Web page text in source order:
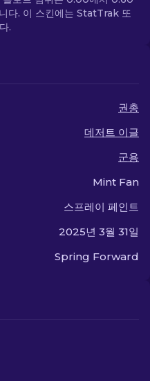
다. 이 스킨에는 StatTrak 또
.
권총
데저트 이글
군용
Mint Fan
스프레이 페인트
2025년 3월 31일
Spring Forward